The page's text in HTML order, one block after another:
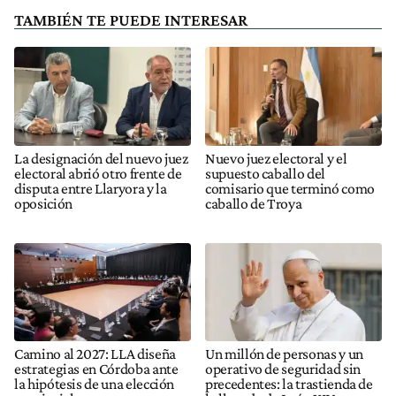
TAMBIÉN TE PUEDE INTERESAR
La designación del nuevo juez
electoral abrió otro frente de
disputa entre Llaryora y la
oposición
Nuevo juez electoral y el
supuesto caballo del
comisario que terminó como
caballo de Troya
Camino al 2027: LLA diseña
estrategias en Córdoba ante
la hipótesis de una elección
Un millón de personas y un
operativo de seguridad sin
precedentes: la trastienda de